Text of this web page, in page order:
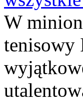
W
tenisowy